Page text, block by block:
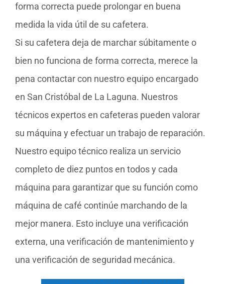
forma correcta puede prolongar en buena
medida la vida útil de su cafetera.
Si su cafetera deja de marchar súbitamente o
bien no funciona de forma correcta, merece la
pena contactar con nuestro equipo encargado
en San Cristóbal de La Laguna. Nuestros
técnicos expertos en cafeteras pueden valorar
su máquina y efectuar un trabajo de reparación.
Nuestro equipo técnico realiza un servicio
completo de diez puntos en todos y cada
máquina para garantizar que su función como
máquina de café continúe marchando de la
mejor manera. Esto incluye una verificación
externa, una verificación de mantenimiento y
una verificación de seguridad mecánica.